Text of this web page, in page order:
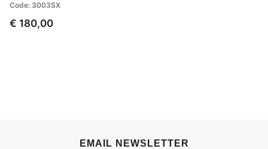
Code: 3003SX
€ 180,00
EMAIL NEWSLETTER